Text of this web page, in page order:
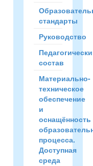
стандарты
Руководство
состав
Материально-
техническое
обеспечение
и
оснащённость
процесса.
Доступная
среда